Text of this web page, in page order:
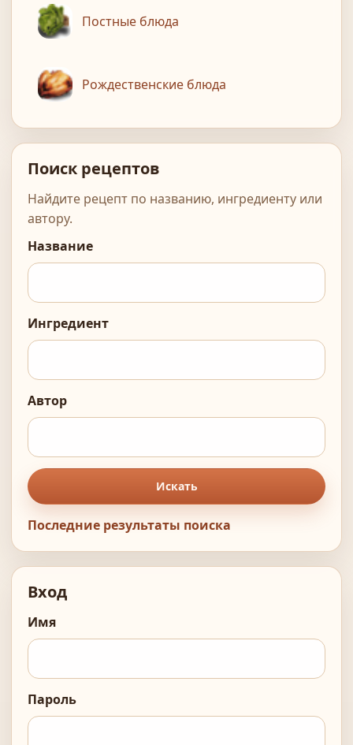
Постные блюда
Рождественские блюда
Поиск рецептов
Найдите рецепт по названию, ингредиенту или
автору.
Название
Ингредиент
Автор
Искать
Последние результаты поиска
Вход
Имя
Пароль